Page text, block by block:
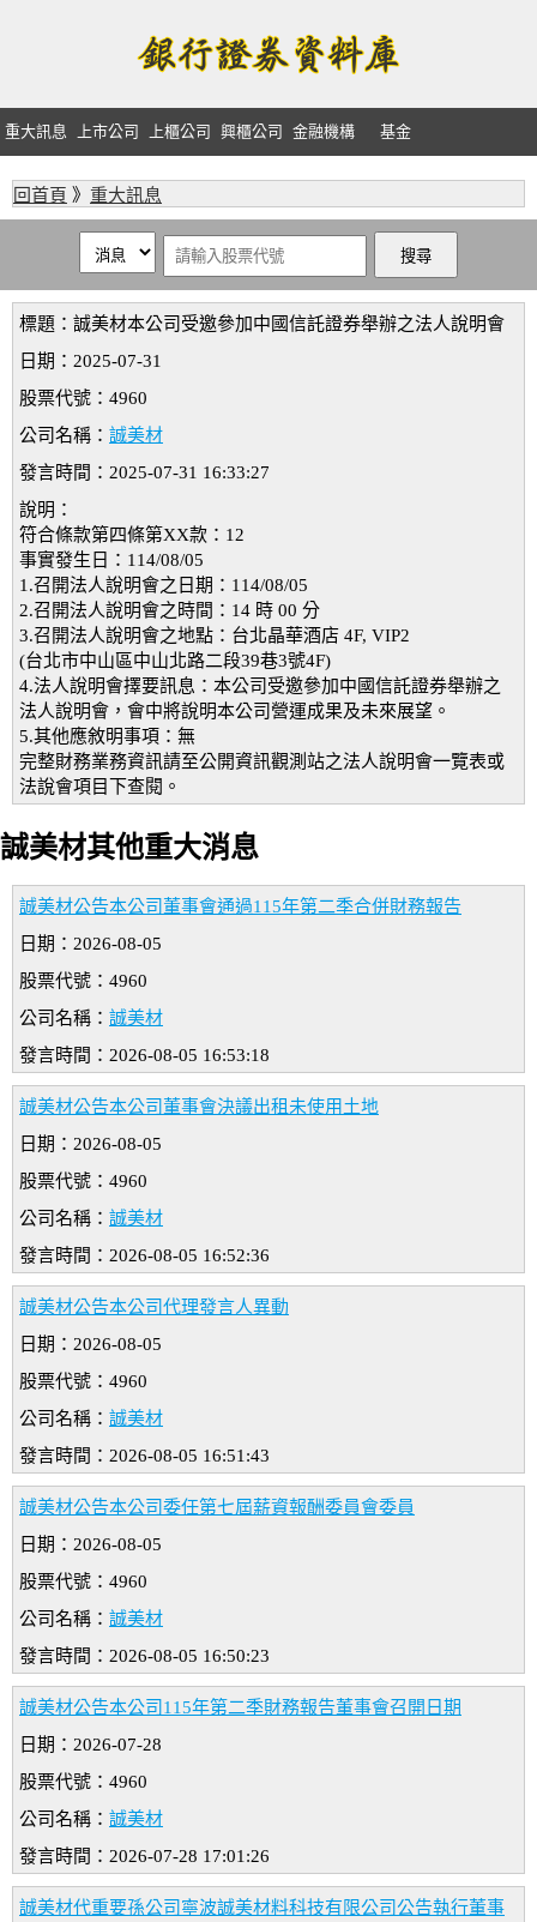
重大訊息 上市公司 上櫃公司 興櫃公司 金融機構 基金
回首頁 》 重大訊息
標題：誠美材本公司受邀參加中國信託證券舉辦之法人說明會
日期：2025-07-31
股票代號：4960
公司名稱： 誠美材
發言時間：2025-07-31 16:33:27
說明：
符合條款第四條第XX款：12
事實發生日：114/08/05
1.召開法人說明會之日期：114/08/05
2.召開法人說明會之時間：14 時 00 分
3.召開法人說明會之地點：台北晶華酒店 4F, VIP2
(台北市中山區中山北路二段39巷3號4F)
4.法人說明會擇要訊息：本公司受邀參加中國信託證券舉辦之
法人說明會，會中將說明本公司營運成果及未來展望。
5.其他應敘明事項：無
完整財務業務資訊請至公開資訊觀測站之法人說明會一覽表或
法說會項目下查閱。
誠美材其他重大消息
誠美材公告本公司董事會通過115年第二季合併財務報告
日期：2026-08-05
股票代號：4960
公司名稱： 誠美材
發言時間：2026-08-05 16:53:18
誠美材公告本公司董事會決議出租未使用土地
日期：2026-08-05
股票代號：4960
公司名稱： 誠美材
發言時間：2026-08-05 16:52:36
誠美材公告本公司代理發言人異動
日期：2026-08-05
股票代號：4960
公司名稱： 誠美材
發言時間：2026-08-05 16:51:43
誠美材公告本公司委任第七屆薪資報酬委員會委員
日期：2026-08-05
股票代號：4960
公司名稱： 誠美材
發言時間：2026-08-05 16:50:23
誠美材公告本公司115年第二季財務報告董事會召開日期
日期：2026-07-28
股票代號：4960
公司名稱： 誠美材
發言時間：2026-07-28 17:01:26
誠美材代重要孫公司寧波誠美材料科技有限公司公告執行董事